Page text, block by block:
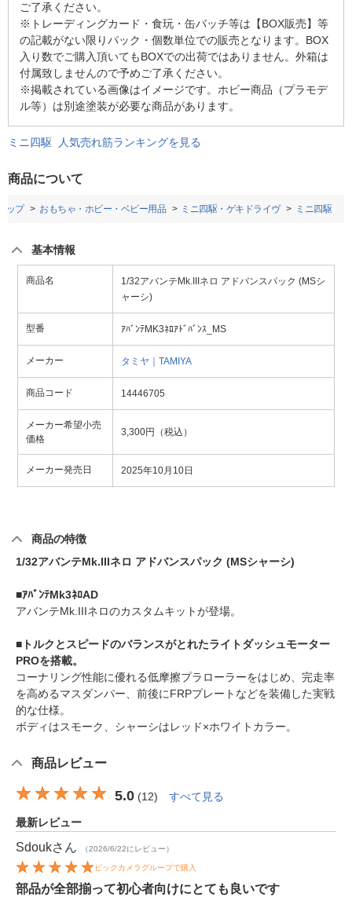
ご了承ください。
※トレーディングカード・食玩・缶バッチ等は【BOX販売】等
の記載がない限りパック・個数単位での販売となります。BOX
入り数でご購入頂いてもBOXでの出荷ではありません。外箱は
付属致しませんので予めご了承ください。
※掲載されている画像はイメージです。ホビー商品（プラモデ
ル等）は別途塗装が必要な商品があります。
ミニ四駆 人気売れ筋ランキングを見る
商品について
ップ おもちゃ・ホビー・ベビー用品 ミニ四駆・ゲキドライヴ ミニ四駆
基本情報
商品名
1/32アバンテMk.IIIネロ アドバンスパック (MSシ
ャーシ)
型番 ｱﾊﾞﾝﾃMK3ﾈﾛｱﾄﾞﾊﾞﾝｽ_MS
メーカー タミヤ｜TAMIYA
商品コード 14446705
メーカー希望小売
価格
3,300円（税込）
メーカー発売日 2025年10月10日
商品の特徴
1/32アバンテMk.IIIネロ アドバンスパック (MSシャーシ)
■ｱﾊﾞﾝﾃMk3ﾈﾛAD
アバンテMk.IIIネロのカスタムキットが登場。
■トルクとスピードのバランスがとれたライトダッシュモーター
PROを搭載。
コーナリング性能に優れる低摩擦プラローラーをはじめ、完走率
を高めるマスダンパー、前後にFRPプレートなどを装備した実戦
的な仕様。
ボディはスモーク、シャーシはレッド×ホワイトカラー。
商品レビュー
5.0 (12) すべて見る
最新レビュー
Sdoukさん （2026/6/22にレビュー）
ビックカメラグループで購入
部品が全部揃って初心者向けにとても良いです